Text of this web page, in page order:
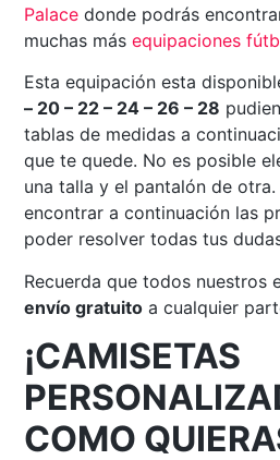
Palace donde podrás
muchas másequipaciones
Esta equipación esta
– 20 – 22 – 24 – 26 – 28
tablas de medidas a
que te quede. No es posible
una talla y el pantalón de
encontrar a continuación las
poder resolver todas tus
Recuerda que todos nuestros
envío gratuito a cualquier
¡CAMISETAS
COMO